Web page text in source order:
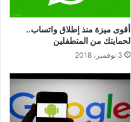
أقوى ميزة منذ إطلاق واتساب..
لحمايتك من المتطفلين
3 نوفمبر، 2018